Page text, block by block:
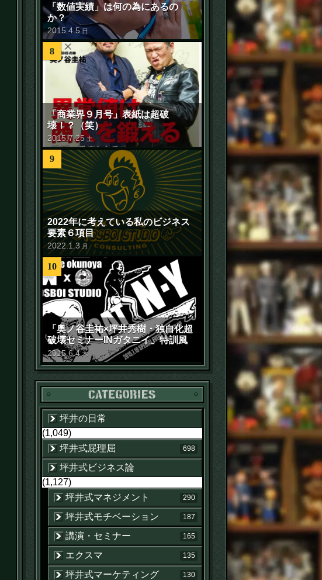
「数値実績」は何の為にあるの
か？
2015 .4.5 日
8
「商業界９月号」表紙は超破
壊！？（笑）
2015.7.25 土
9
2022年に考えている私のビジネス
要素６項目
2022.1 .3 月
10
「奥ノ谷圭祐×坪井秀樹・独自化超
破壊セミナーINガタニイ」特訓風
景動画（苦笑）
2015.6.4 木
カテゴリー
坪井の日常
(1,049)
坪井式屁理屈
698
坪井式ビジネス論
(1,127)
坪井式マネジメント
290
坪井式モチベーション 187
講演・セミナー 165
エクスマ 135
坪井式マーケティング 130